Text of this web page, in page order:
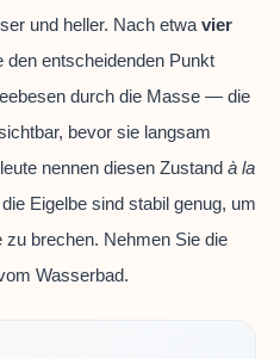
und heller. Nach etwa vier
den entscheidenden Punkt
durch die Masse — die
bevor sie langsam
nennen diesen Zustand à la
die Eigelbe sind stabil genug, um
brechen. Nehmen Sie die
Wasserbad.